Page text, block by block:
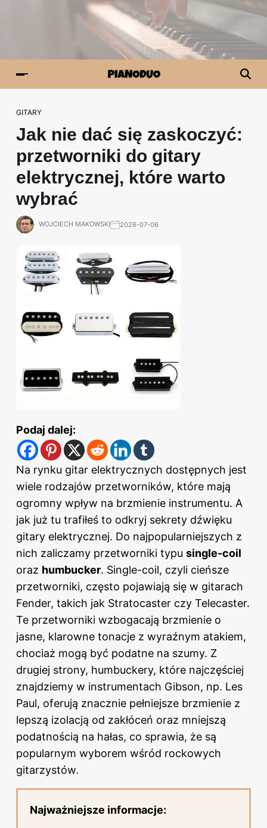
GITARY
Jak nie dać się zaskoczyć:
przetworniki do gitary
elektrycznej, które warto
wybrać
WOJCIECH MAKOWSKI 2026-07-06
Podaj dalej:
Na rynku gitar elektrycznych dostępnych jest
wiele rodzajów przetworników, które mają
ogromny wpływ na brzmienie instrumentu. A
jak już tu trafiłeś to odkryj sekrety dźwięku
gitary elektrycznej. Do najpopularniejszych z
nich zaliczamy przetworniki typu single-coil
oraz humbucker. Single-coil, czyli cieńsze
przetworniki, często pojawiają się w gitarach
Fender, takich jak Stratocaster czy Telecaster.
Te przetworniki wzbogacają brzmienie o
jasne, klarowne tonacje z wyraźnym atakiem,
chociaż mogą być podatne na szumy. Z
drugiej strony, humbuckery, które najczęściej
znajdziemy w instrumentach Gibson, np. Les
Paul, oferują znacznie pełniejsze brzmienie z
lepszą izolacją od zakłóceń oraz mniejszą
podatnością na hałas, co sprawia, że są
popularnym wyborem wśród rockowych
gitarzystów.
Najważniejsze informacje: